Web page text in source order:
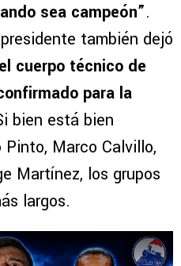
sea campeón”.
también dejó
cuerpo técnico de
para la
bien está bien
Pinto, Marco Calvillo,
Martínez, los grupos
largos.